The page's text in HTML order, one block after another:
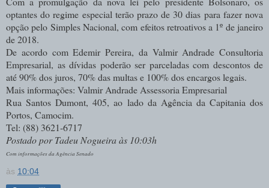
optantes do regime especial terão prazo de 30 dias para fazer nova
opção pelo Simples Nacional, com efeitos retroativos a 1º de janeiro
de 2018.
De acordo com Edemir Pereira, da Valmir Andrade Consultoria
Empresarial, as dívidas poderão ser parceladas com descontos de
até 90% dos juros, 70% das multas e 100% dos encargos legais.
Mais informações: Valmir Andrade Assessoria Empresarial
Rua Santos Dumont, 405, ao lado da Agência da Capitania dos
Portos, Camocim.
Tel: (88) 3621-6717
Postado por Tadeu Nogueira às 10:03h
Com informações da Agência Senado
às 10:04